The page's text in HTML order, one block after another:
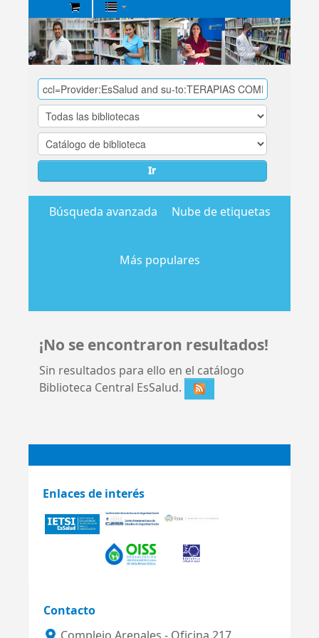
Biblioteca
Central
EsSalud
Ir
Búsqueda avanzada Nube de etiquetas
Más populares
¡No se encontraron resultados!
Sin resultados para ello en el catálogo
Biblioteca Central EsSalud.
Enlaces de interés
Contacto